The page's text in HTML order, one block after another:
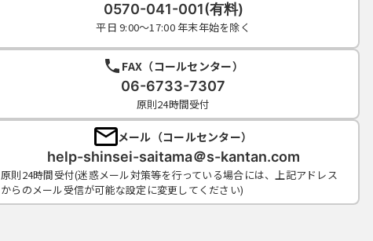
0570-041-001(有料)
平日 9:00～17:00 年末年始を除く
FAX（コールセンター）
06-6733-7307
原則24時間受付
メール（コールセンター）
help-shinsei-saitama＠s-kantan.com
原則24時間受付(迷惑メール対策等を行っている場合には、上記アドレス
からのメール受信が可能な設定に変更してください)